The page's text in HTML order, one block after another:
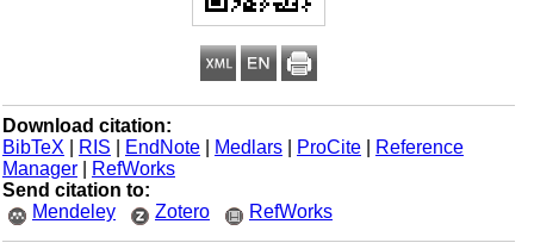
Download citation:
BibTeX
| RIS |EndNote |Medlars |ProCite |Reference
Manager
|RefWorks
Send citation to:
Mendeley
Zotero RefWorks